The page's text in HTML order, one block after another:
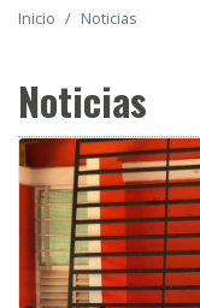
Inicio Noticias
Noticias